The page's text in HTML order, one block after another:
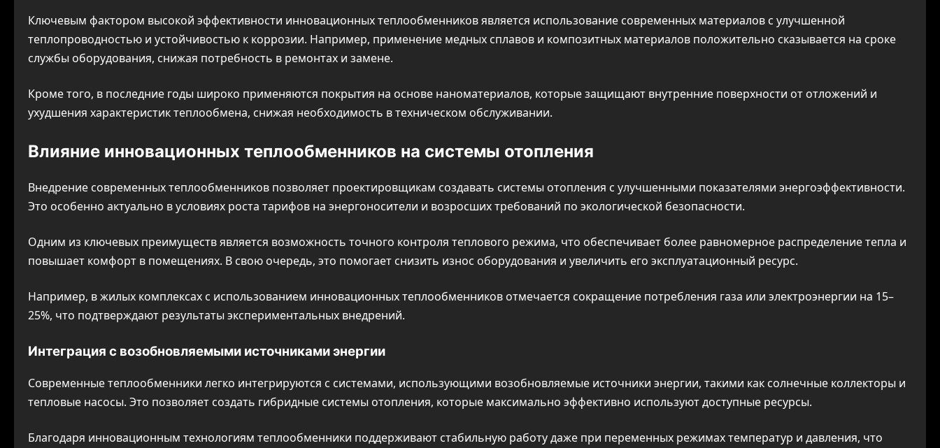
Ключевым фактором высокой эффективности инновационных теплообменников является использование современных материалов с улучшенной
теплопроводностью и устойчивостью к коррозии. Например, применение медных сплавов и композитных материалов положительно сказывается на сроке
службы оборудования, снижая потребность в ремонтах и замене.
Кроме того, в последние годы широко применяются покрытия на основе наноматериалов, которые защищают внутренние поверхности от отложений и
ухудшения характеристик теплообмена, снижая необходимость в техническом обслуживании.
Влияние инновационных теплообменников на системы отопления
Внедрение современных теплообменников позволяет проектировщикам создавать системы отопления с улучшенными показателями энергоэффективности.
Это особенно актуально в условиях роста тарифов на энергоносители и возросших требований по экологической безопасности.
Одним из ключевых преимуществ является возможность точного контроля теплового режима, что обеспечивает более равномерное распределение тепла и
повышает комфорт в помещениях. В свою очередь, это помогает снизить износ оборудования и увеличить его эксплуатационный ресурс.
Например, в жилых комплексах с использованием инновационных теплообменников отмечается сокращение потребления газа или электроэнергии на 15–
25%, что подтверждают результаты экспериментальных внедрений.
Интеграция с возобновляемыми источниками энергии
Современные теплообменники легко интегрируются с системами, использующими возобновляемые источники энергии, такими как солнечные коллекторы и
тепловые насосы. Это позволяет создать гибридные системы отопления, которые максимально эффективно используют доступные ресурсы.
Благодаря инновационным технологиям теплообменники поддерживают стабильную работу даже при переменных режимах температур и давления, что